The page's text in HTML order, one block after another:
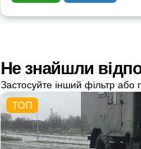
Не знайшли
Застосуйте інший фільтр або